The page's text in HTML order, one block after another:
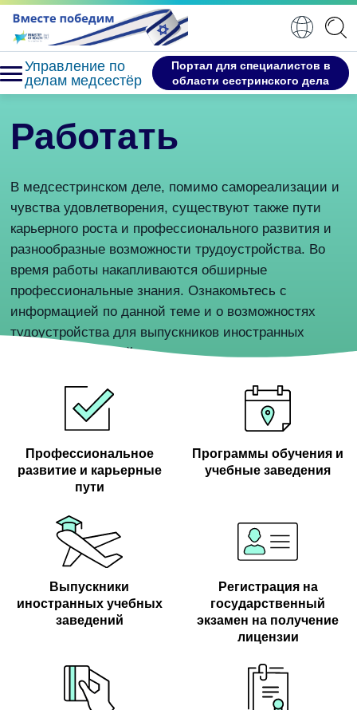
Открыть страницу поиска
Перейти к содержанию страницы
Управление по
делам медсестёр
Портал для специалистов в
области сестринского дела
Работать
В медсестринском деле, помимо самореализации и
чувства удовлетворения, существуют также пути
карьерного роста и профессионального развития и
разнообразные возможности трудоустройства. Во
время работы накапливаются обширные
профессиональные знания. Ознакомьтесь с
информацией по данной теме и о возможностях
тудоустройства для выпускников иностранных
учебных заведений.
Профессиональное
развитие и карьерные
пути
Программы обучения и
учебные заведения
Bыпускники
иностранных учебных
заведений
Регистрация на
государственный
экзамен на получение
лицензии